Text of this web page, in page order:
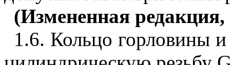
(Измененная
1.6. Кольцо горловины